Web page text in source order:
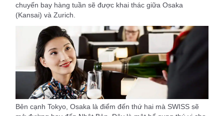
chuyến bay hàng tuần sẽ được khai thác giữa Osaka
(Kansai) và Zurich.
Bên cạnh Tokyo, Osaka là điểm đến thứ hai mà SWISS sẽ